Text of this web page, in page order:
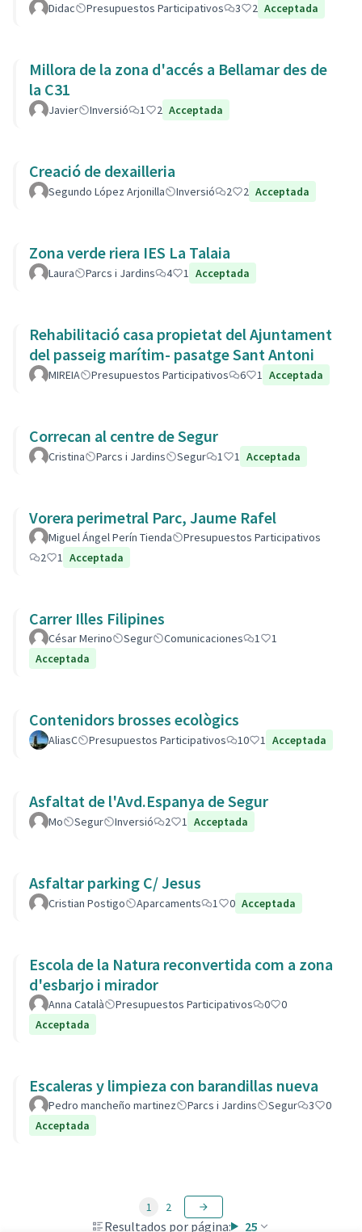
Didac Presupuestos Participativos 3 2 Acceptada
Millora de la zona d'accés a Bellamar des de
la C31
Javier Inversió 1 2 Acceptada
Creació de dexailleria
Segundo López Arjonilla Inversió 2 2 Acceptada
Zona verde riera IES La Talaia
Laura Parcs i Jardins 4 1 Acceptada
Rehabilitació casa propietat del Ajuntament
del passeig marítim- pasatge Sant Antoni
MIREIA Presupuestos Participativos 6 1 Acceptada
Correcan al centre de Segur
Cristina Parcs i Jardins Segur 1 1 Acceptada
Vorera perimetral Parc, Jaume Rafel
Miguel Ángel Perín Tienda
Presupuestos Participativos
2
1 Acceptada
Carrer Illes Filipines
César Merino Segur Comunicaciones 1
1
Acceptada
Contenidors brosses ecològics
AliasC Presupuestos Participativos 10 1 Acceptada
Asfaltat de l'Avd.Espanya de Segur
Mo Segur Inversió 2 1 Acceptada
Asfaltar parking C/ Jesus
Cristian Postigo Aparcaments 1 0 Acceptada
Escola de la Natura reconvertida com a zona
d'esbarjo i mirador
Anna Català Presupuestos Participativos 0
0
Acceptada
Escaleras y limpieza con barandillas nueva
Pedro mancheño martinez Parcs i Jardins Segur 3
0
Acceptada
Resultados por página: 25
1 2